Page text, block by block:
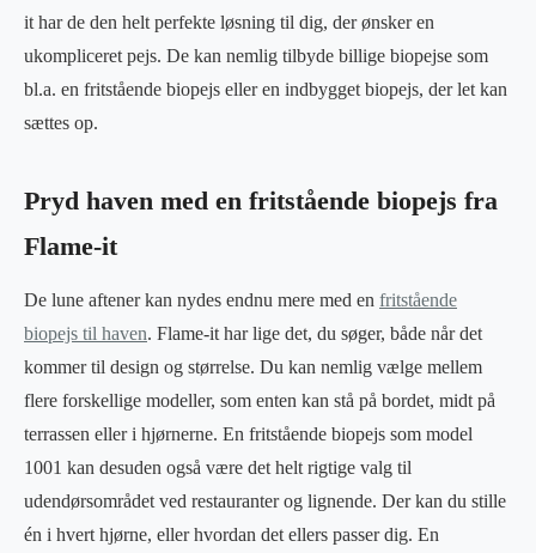
it har de den helt perfekte løsning til dig, der ønsker en
ukompliceret pejs. De kan nemlig tilbyde billige biopejse som
bl.a. en fritstående biopejs eller en indbygget biopejs, der let kan
sættes op.
Pryd haven med en fritstående biopejs fra
Flame-it
De lune aftener kan nydes endnu mere med en fritstående
biopejs til haven. Flame-it har lige det, du søger, både når det
kommer til design og størrelse. Du kan nemlig vælge mellem
flere forskellige modeller, som enten kan stå på bordet, midt på
terrassen eller i hjørnerne. En fritstående biopejs som model
1001 kan desuden også være det helt rigtige valg til
udendørsområdet ved restauranter og lignende. Der kan du stille
én i hvert hjørne, eller hvordan det ellers passer dig. En